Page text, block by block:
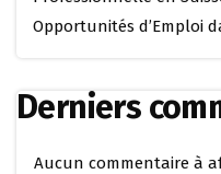
Opportunités d’Emploi
Derniers
Aucun commentaire à